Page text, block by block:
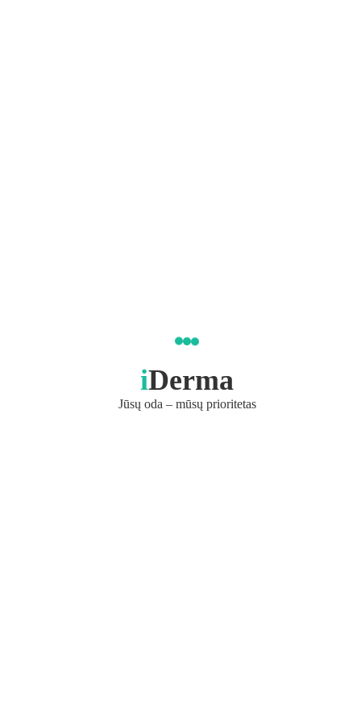
iDerma
Jūsų oda – mūsų prioritetas